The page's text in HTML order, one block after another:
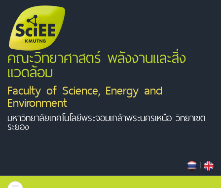
คณะวิทยาศาสตร์ พลังงานและสิ่ง
แวดล้อม
Faculty of Science, Energy and
Environment
มหาวิทยาลัยเทคโนโลยีพระจอมเกล้าพระนครเหนือ วิทยาเขต
ระยอง
|